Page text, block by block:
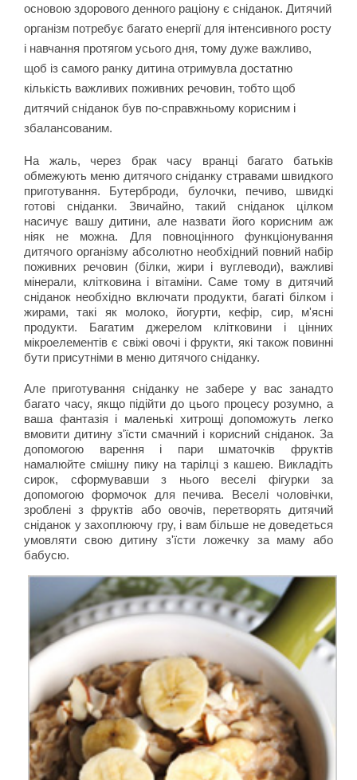
основою здорового денного раціону є сніданок. Дитячий
організм потребує багато енергії для інтенсивного росту
і навчання протягом усього дня, тому дуже важливо,
щоб із самого ранку дитина отримувла достатню
кількість важливих поживних речовин, тобто щоб
дитячий сніданок був по-справжньому корисним і
збалансованим.
На жаль, через брак часу вранці багато батьків
обмежують меню дитячого сніданку стравами швидкого
приготування. Бутерброди, булочки, печиво, швидкі
готові сніданки. Звичайно, такий сніданок цілком
насичує вашу дитини, але назвати його корисним аж
ніяк не можна. Для повноцінного функціонування
дитячого організму абсолютно необхідний повний набір
поживних речовин (білки, жири і вуглеводи), важливі
мінерали, клітковина і вітаміни. Саме тому в дитячий
сніданок необхідно включати продукти, багаті білком і
жирами, такі як молоко, йогурти, кефір, сир, м'ясні
продукти. Багатим джерелом клітковини і цінних
мікроелементів є свіжі овочі і фрукти, які також повинні
бути присутніми в меню дитячого сніданку.
Але приготування сніданку не забере у вас занадто
багато часу, якщо підійти до цього процесу розумно, а
ваша фантазія і маленькі хитрощі допоможуть легко
вмовити дитину з'їсти смачний і корисний сніданок. За
допомогою варення і пари шматочків фруктів
намалюйте смішну пику на тарілці з кашею. Викладіть
сирок, сформувавши з нього веселі фігурки за
допомогою формочок для печива. Веселі чоловічки,
зроблені з фруктів або овочів, перетворять дитячий
сніданок у захоплюючу гру, і вам більше не доведеться
умовляти свою дитину з'їсти ложечку за маму або
бабусю.